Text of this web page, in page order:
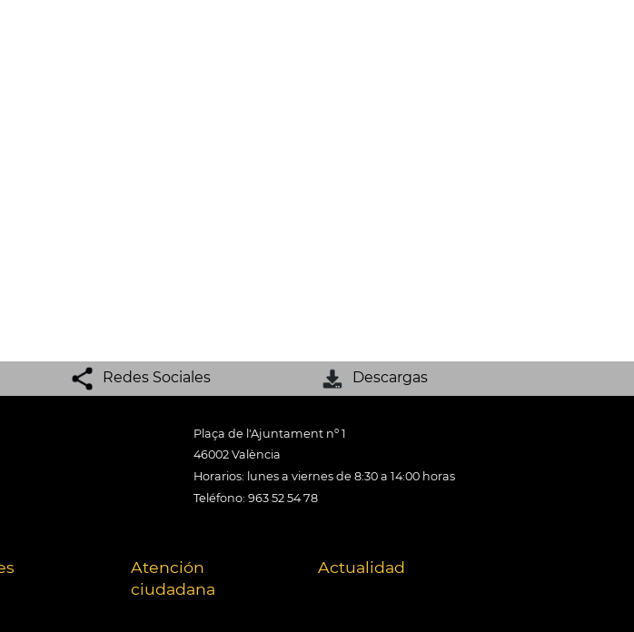
Redes Sociales Descargas
Plaça de l'Ajuntament nº 1
46002 València
Horarios: lunes a viernes de 8:30 a 14:00 horas
Teléfono: 963 52 54 78
Atención
ciudadana
Actualidad